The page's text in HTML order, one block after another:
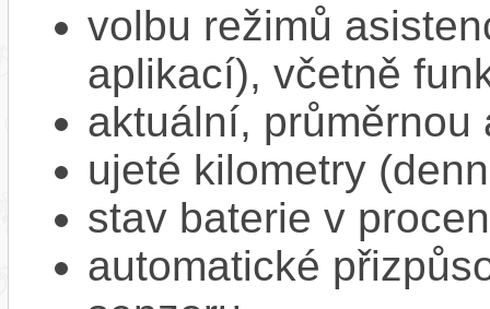
volbu režimů
aplikací), včetně
aktuální, průměrnou
ujeté kilometry
stav baterie v
automatické